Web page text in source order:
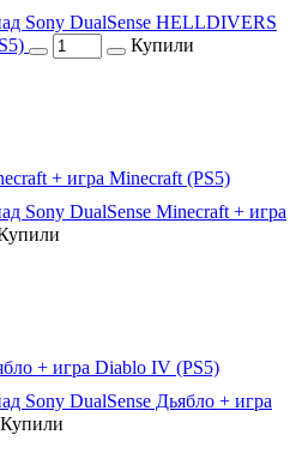
Sony DualSense HELLDIVERS
Купили
+ игра Minecraft (PS5)
Sony DualSense Minecraft + игра
+ игра Diablo IV (PS5)
Sony DualSense Дьябло + игра
Купили